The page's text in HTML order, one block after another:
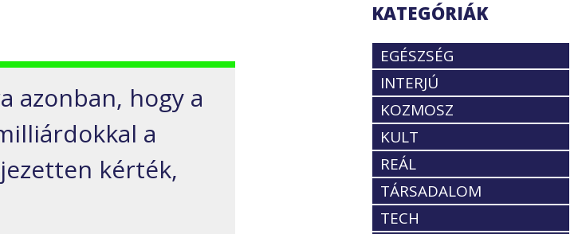
azonban, hogy a
a
kérték,
KATEGÓRIÁK
EGÉSZSÉG
INTERJÚ
KOZMOSZ
KULT
REÁL
TÁRSADALOM
TECH